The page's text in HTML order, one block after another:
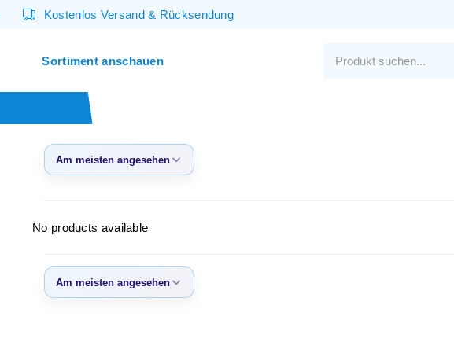
Kostenlos Versand& Rücksendung
Sortiment anschauen
Am meisten angesehen
Neueste Produkte
Höchster Preis
No products available
Am meisten angesehen